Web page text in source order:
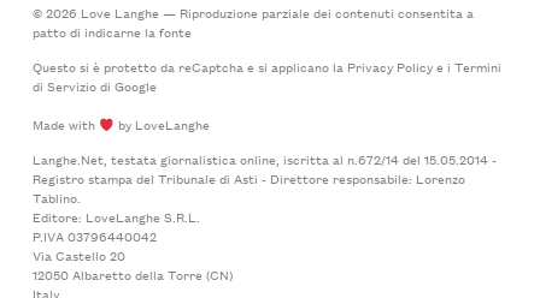
© 2026 Love Langhe — Riproduzione parziale dei contenuti consentita a
patto di indicarne la fonte
Questo si è protetto da reCaptcha e si applicano la Privacy Policye i Termini
di Serviziodi Google
Made with
by LoveLanghe
Langhe.Net, testata giornalistica online, iscritta al n.672/14 del 15.05.2014 -
Registro stampa del Tribunale di Asti - Direttore responsabile: Lorenzo
Tablino.
Editore: LoveLanghe S.R.L.
P.IVA 03796440042
Via Castello 20
12050 Albaretto della Torre (CN)
Italy